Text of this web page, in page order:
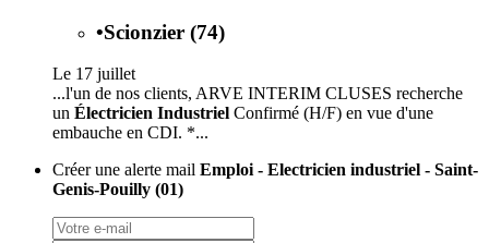
•Scionzier (74)
Le 17 juillet
...l'un de nos clients, ARVE INTERIM CLUSES recherche
un Électricien Industriel Confirmé (H/F) en vue d'une
embauche en CDI. *...
Créer une alerte mail Emploi - Electricien industriel - Saint-
Genis-Pouilly (01)